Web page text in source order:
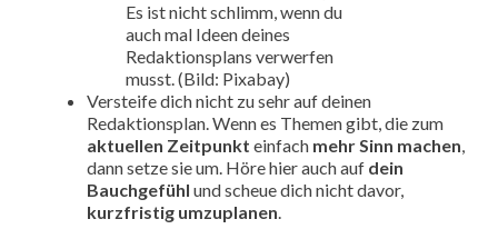
Es ist nicht schlimm, wenn du
auch mal Ideen deines
Redaktionsplans verwerfen
musst. (Bild: Pixabay)
Versteife dich nicht zu sehr auf deinen
Redaktionsplan. Wenn es Themen gibt, die zum
aktuellen Zeitpunkt einfach mehr Sinn machen,
dann setze sie um. Höre hier auch auf dein
Bauchgefühl und scheue dich nicht davor,
kurzfristig umzuplanen.